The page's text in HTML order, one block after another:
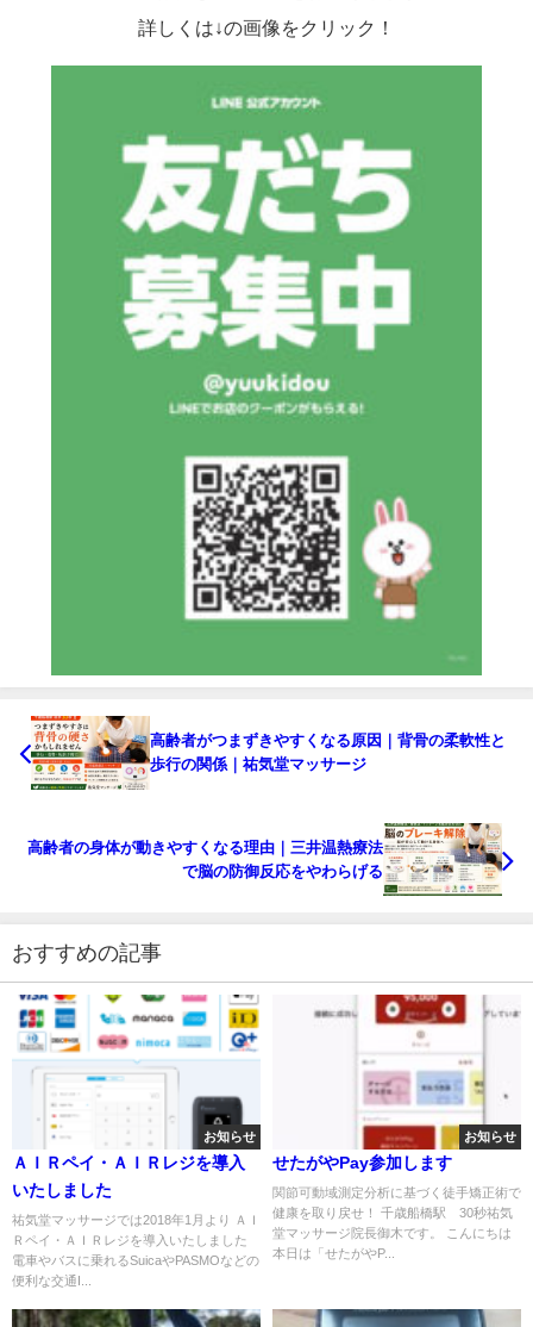
詳しくは↓の画像をクリック！
高齢者がつまずきやすくなる原因｜背骨の柔軟性と
歩行の関係｜祐気堂マッサージ
高齢者の身体が動きやすくなる理由｜三井温熱療法
で脳の防御反応をやわらげる
おすすめの記事
お知らせ
ＡＩＲペイ・ＡＩＲレジを導入
いたしました
祐気堂マッサージでは2018年1月より ＡＩ
Ｒペイ・ＡＩＲレジを導入いたしました
電車やバスに乗れるSuicaやPASMOなどの
便利な交通I...
お知らせ
せたがやPay参加します
関節可動域測定分析に基づく徒手矯正術で
健康を取り戻せ！ 千歳船橋駅 30秒祐気
堂マッサージ院長御木です。 こんにちは
本日は「せたがやP...